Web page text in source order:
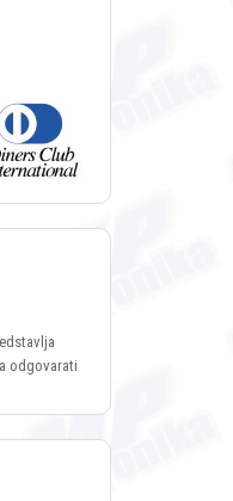
odgovarati